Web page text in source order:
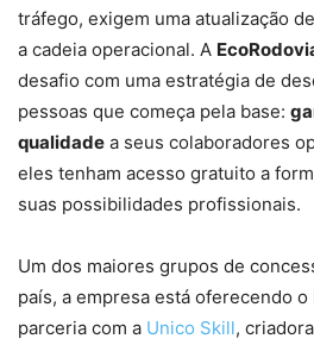
tráfego, exigem uma atualização
a cadeia operacional. A
desafio com uma estratégia de
pessoas que começa pela base:
qualidade a seus colaboradores
eles tenham acesso gratuito a
suas possibilidades profissionais.
Um dos maiores grupos de
país, a empresa está oferecendo
parceria com a Unico Skill,